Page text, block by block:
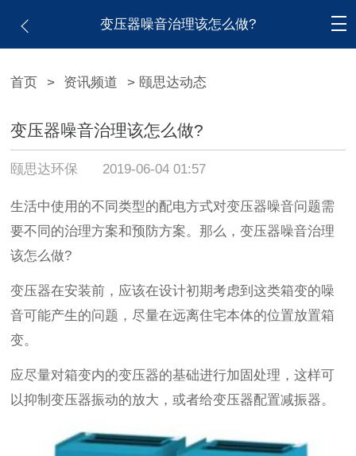
变压器噪音治理该怎么做?
首页 > 资讯频道 > 颐思达动态
变压器噪音治理该怎么做?
颐思达环保 2019-06-04 01:57
生活中使用的不同类型的配电方式对变压器噪音问题需
要不同的治理方案和预防方案。那么，变压器噪音治理
该怎么做?
变压器在安装前，应该在设计初期考虑到这类箱变的噪
音可能产生的问题，尽量在远离住宅本体的位置放置箱
变。
应尽量对箱变内的变压器的基础进行加固处理，这样可
以抑制变压器振动的放大，或者给变压器配置减振器。